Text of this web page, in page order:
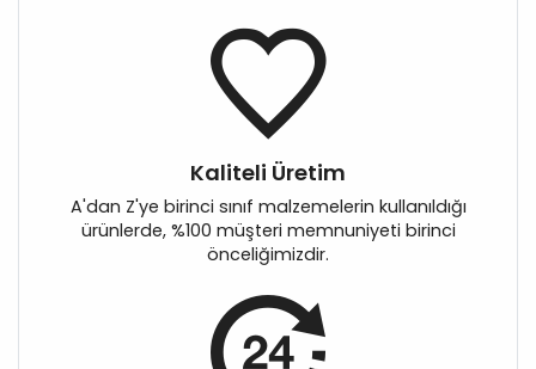
Kaliteli Üretim
A'dan Z'ye birinci sınıf malzemelerin kullanıldığı
ürünlerde, %100 müşteri memnuniyeti birinci
önceliğimizdir.